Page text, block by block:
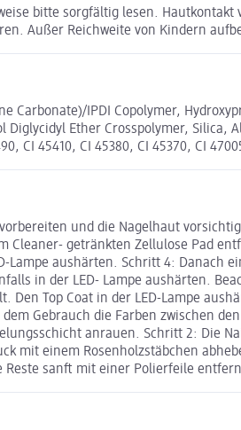
bitte sorgfältig lesen.
Außer Reichweite von Kindern
Carbonate)/IPDI Copolymer,
Ether Crosspolymer, Silica,
CI 45410, CI 45380, CI 45370, CI
und die Nagelhaut
Cleaner- getränkten Zellulose Pad
Lampe aushärten. Schritt 4: Danach
in der LED- Lampe aushärten.
Den Top Coat in der LED-Lampe
Gebrauch die Farben zwischen
anrauen. Schritt 2: Die
mit einem Rosenholzstäbchen
Reste sanft mit einer Polierfeile